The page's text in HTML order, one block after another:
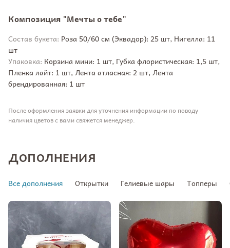
Композиция "Мечты о тебе"
Состав букета: Роза 50/60 см (Эквадор): 25 шт, Нигелла: 11
шт
Упаковка: Корзина мини: 1 шт, Губка флористическая: 1,5 шт,
Пленка лайт: 1 шт, Лента атласная: 2 шт, Лента
брендированная: 1 шт
После оформления заявки для уточнения информации по поводу
наличия цветов с вами свяжется менеджер.
ДОПОЛНЕНИЯ
Все дополнения Открытки Гелиевые шары Топперы